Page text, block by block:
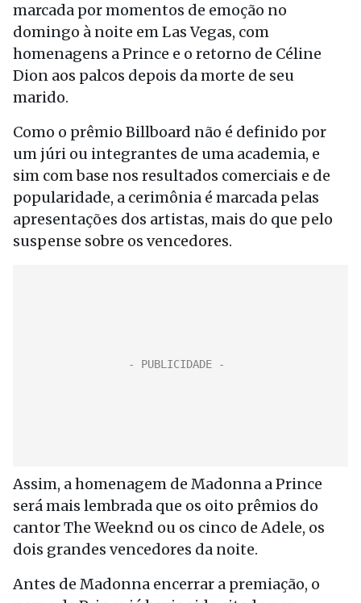
marcada por momentos de emoção no
domingo à noite em Las Vegas, com
homenagens a Prince e o retorno de Céline
Dion aos palcos depois da morte de seu
marido.
Como o prêmio Billboard não é definido por
um júri ou integrantes de uma academia, e
sim com base nos resultados comerciais e de
popularidade, a cerimônia é marcada pelas
apresentações dos artistas, mais do que pelo
suspense sobre os vencedores.
Assim, a homenagem de Madonna a Prince
será mais lembrada que os oito prêmios do
cantor The Weeknd ou os cinco de Adele, os
dois grandes vencedores da noite.
Antes de Madonna encerrar a premiação, o